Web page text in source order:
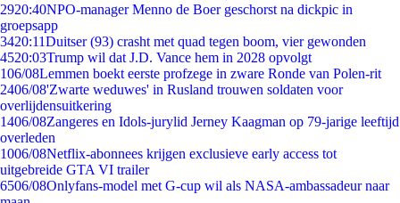
2920:40NPO-manager Menno de Boer geschorst na dickpic in
groepsapp
3420:11Duitser (93) crasht met quad tegen boom, vier gewonden
4520:03Trump wil dat J.D. Vance hem in 2028 opvolgt
106/08Lemmen boekt eerste profzege in zware Ronde van Polen-rit
2406/08'Zwarte weduwes' in Rusland trouwen soldaten voor
overlijdensuitkering
1406/08Zangeres en Idols-jurylid Jerney Kaagman op 79-jarige leeftijd
overleden
1006/08Netflix-abonnees krijgen exclusieve early access tot
uitgebreide GTA VI trailer
6506/08Onlyfans-model met G-cup wil als NASA-ambassadeur naar